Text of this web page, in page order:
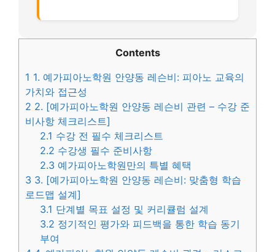
Contents
1 1. 예가피아노학원 안양동 레슨비: 피아노 교육의
가치와 접근성
2 2. [예가피아노학원 안양동 레슨비 관련 – 수강 준
비사항 체크리스트]
2.1 수강 전 필수 체크리스트
2.2 수강생 필수 준비사항
2.3 예가피아노학원만의 특별 혜택
3 3. [예가피아노학원 안양동 레슨비: 맞춤형 학습
로드맵 설계]
3.1 단계별 목표 설정 및 커리큘럼 설계
3.2 정기적인 평가와 피드백을 통한 학습 동기
부여